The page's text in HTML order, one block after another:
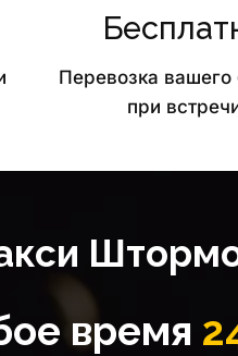
Перевозка вашего
при
время